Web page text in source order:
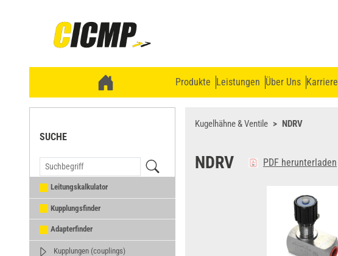
Produkte Leistungen Über Uns Karriere
SUCHE
Leitungskalkulator
Kupplungsfinder
Adapterfinder
Kupplungen (couplings)
Kugelhähne & Ventile NDRV
NDRV PDF herunterladen